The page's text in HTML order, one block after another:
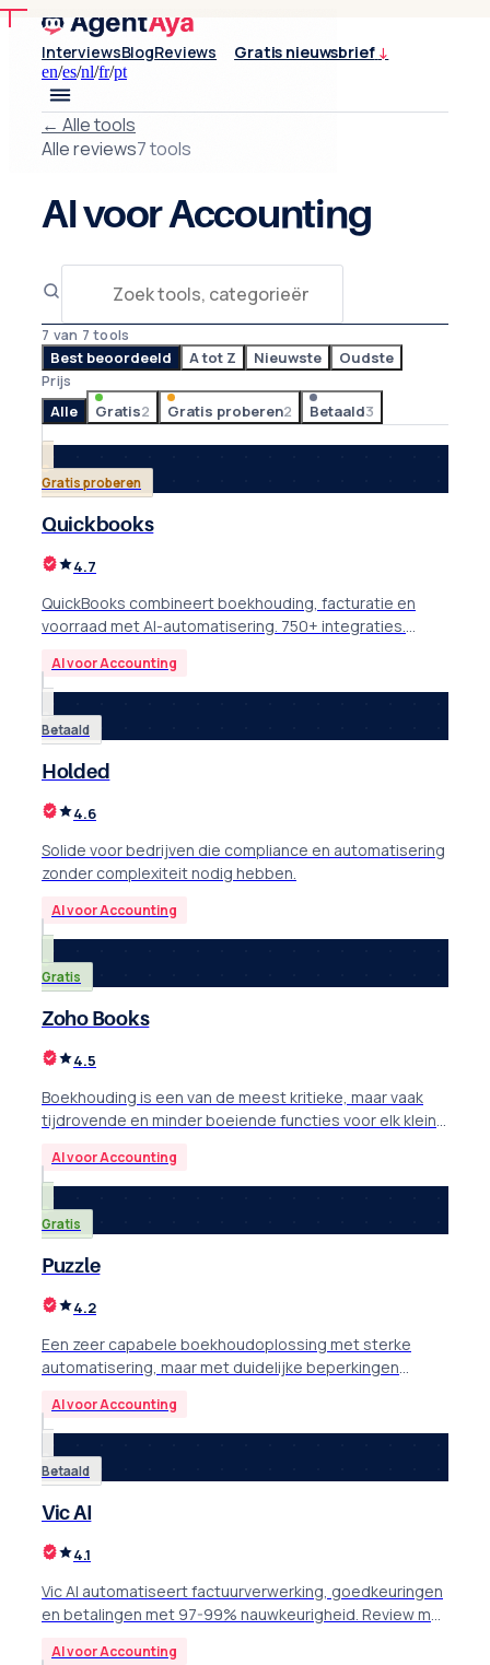
InterviewsBlogReviews Gratis nieuwsbrief ↓
en/es/nl/fr/pt
← Alle tools
Alle reviews7 tools
AI voor Accounting
7 van 7 tools
Best beoordeeld A tot Z Nieuwste Oudste
Prijs
Alle Gratis2 Gratis proberen2 Betaald3
Gratis proberen
Quickbooks
4.7
QuickBooks combineert boekhouding, facturatie en
voorraad met AI-automatisering. 750+ integraties.
AI voor Accounting
Betaald
Holded
4.6
Solide voor bedrijven die compliance en automatisering
zonder complexiteit nodig hebben.
AI voor Accounting
Gratis
Zoho Books
4.5
Boekhouding is een van de meest kritieke, maar vaak
tijdrovende en minder boeiende functies voor elk klein
AI voor Accounting
Gratis
Puzzle
4.2
Een zeer capabele boekhoudoplossing met sterke
automatisering, maar met duidelijke beperkingen
AI voor Accounting
Betaald
Vic AI
4.1
Vic AI automatiseert factuurverwerking, goedkeuringen
en betalingen met 97-99% nauwkeurigheid. Review met
AI voor Accounting